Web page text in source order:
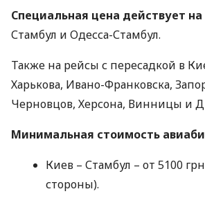
Специальная цена действует
Стамбул и Одесса-Стамбул.
Также на рейсы с пересадкой в
Харькова, Ивано-Франковска,
Черновцов, Херсона, Винницы и
Минимальная стоимость
Киев – Стамбул – от 5100
стороны).